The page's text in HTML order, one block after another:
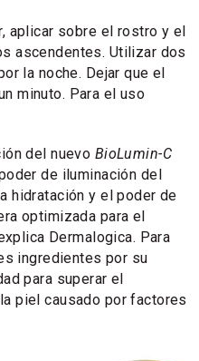
aplicar sobre el rostro y el
ascendentes. Utilizar dos
la noche. Dejar que el
minuto. Para el uso
del nuevo BioLumin-C
de iluminación del
hidratación y el poder de
optimizada para el
Dermalogica. Para
ingredientes por su
para superar el
piel causado por factores